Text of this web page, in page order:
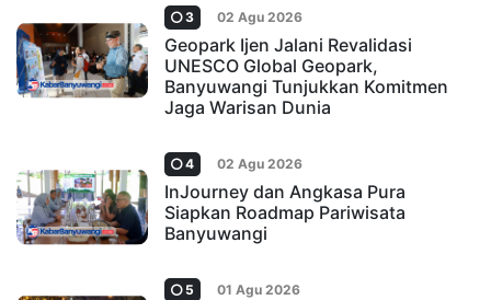
3 02 Agu 2026
Geopark Ijen Jalani Revalidasi
UNESCO Global Geopark,
Banyuwangi Tunjukkan Komitmen
Jaga Warisan Dunia
4 02 Agu 2026
InJourney dan Angkasa Pura
Siapkan Roadmap Pariwisata
Banyuwangi
5 01 Agu 2026